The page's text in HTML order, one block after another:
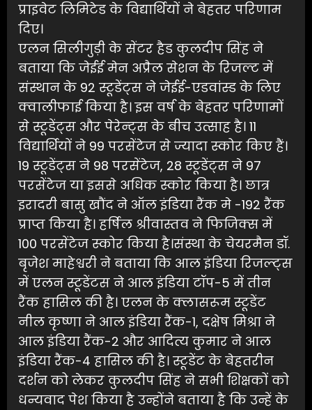
प्राइवेट लिमिटेड के विद्यार्थियों ने बेहतर परिणाम
दिए।
एलन सिलीगुड़ी के सेंटर हैड कुलदीप सिंह ने
बताया कि जेईई मेन अप्रैल सेशन के रिजल्ट में
संस्थान के 92 स्टूडेंट्स ने जेईई-एडवांस्ड के लिए
क्वालीफाई किया है। इस वर्ष के बेहतर परिणामों
से स्टूडेंट्स और पेरेन्ट्स के बीच उत्साह है। 11
विद्यार्थियों ने 99 परसेंटेज से ज्यादा स्कोर किए हैं।
19 स्टूडेंट्स ने 98 परसेंटेज, 28 स्टूडेंट्स ने 97
परसेंटेज या इससे अधिक स्कोर किया है। छात्र
इरादरी बासु खौंद ने ऑल इंडिया रैंक मे -192 रैंक
प्राप्त किया है। हर्षिल श्रीवास्तव ने फिजिक्स में
100 परसेंटेज स्कोर किया है।संस्था के चेयरमैन डॉ.
बृजेश माहेश्वरी ने बताया कि आल इंडिया रिजल्ट्स
में एलन स्टूडेंटस ने आल इंडिया टॉप-5 में तीन
रैंक हासिल की है। एलन के क्लासरूम स्टूडेंट
नील कृष्णा ने आल इंडिया रैंक-1, दक्षेष मिश्रा ने
आल इंडिया रैंक-2 और आदित्य कुमार ने आल
इंडिया रैंक-4 हासिल की है। स्टूडेंट के बेहतरीन
दर्शन को लेकर कुलदीप सिंह ने सभी शिक्षकों को
धन्यवाद पेश किया है उन्होंने बताया है कि उन्हें के